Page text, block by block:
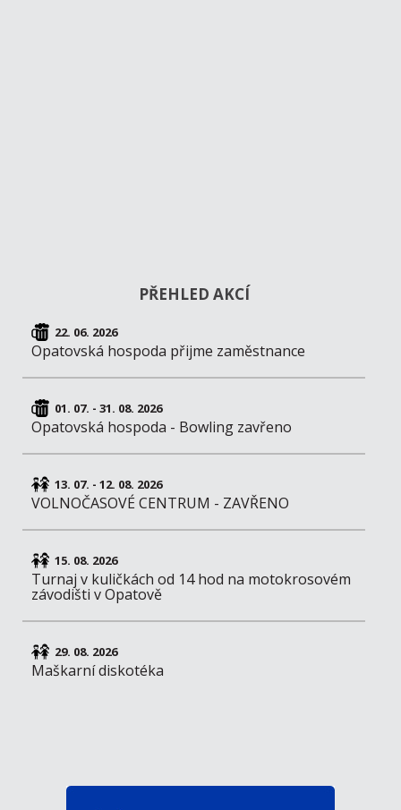
PŘEHLED AKCÍ
22. 06. 2026
Opatovská hospoda přijme zaměstnance
01. 07. - 31. 08. 2026
Opatovská hospoda - Bowling zavřeno
13. 07. - 12. 08. 2026
VOLNOČASOVÉ CENTRUM - ZAVŘENO
15. 08. 2026
Turnaj v kuličkách od 14 hod na motokrosovém
závodišti v Opatově
29. 08. 2026
Maškarní diskotéka